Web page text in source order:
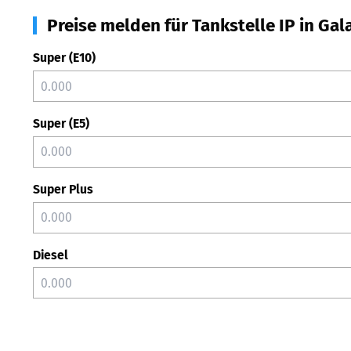
Preise melden für Tankstelle IP in
Super (E10)
Super (E5)
Super Plus
Diesel